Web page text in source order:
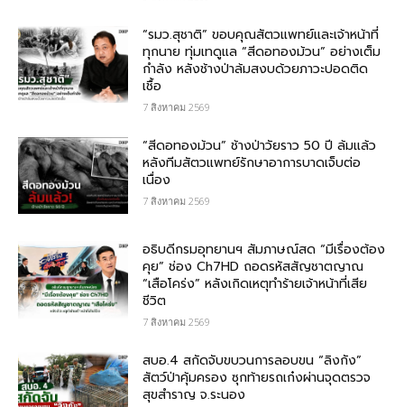
“รมว.สุชาติ” ขอบคุณสัตวแพทย์และเจ้าหน้าที่
ทุกนาย ทุ่มเทดูแล “สีดอทองม้วน” อย่างเต็ม
กำลัง หลังช้างป่าล้มสงบด้วยภาวะปอดติด
เชื้อ
7 สิงหาคม 2569
“สีดอทองม้วน” ช้างป่าวัยราว 50 ปี ล้มแล้ว
หลังทีมสัตวแพทย์รักษาอาการบาดเจ็บต่อ
เนื่อง
7 สิงหาคม 2569
อธิบดีกรมอุทยานฯ สัมภาษณ์สด “มีเรื่องต้อง
คุย” ช่อง Ch7HD ถอดรหัสสัญชาตญาณ
“เสือโคร่ง” หลังเกิดเหตุทำร้ายเจ้าหน้าที่เสีย
ชีวิต
7 สิงหาคม 2569
สบอ.4 สกัดจับขบวนการลอบขน “ลิงกัง”
สัตว์ป่าคุ้มครอง ซุกท้ายรถเก๋งผ่านจุดตรวจ
สุขสำราญ จ.ระนอง